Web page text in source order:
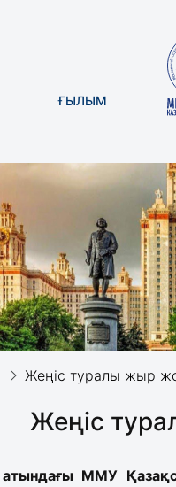
ҒЫЛЫМ
Жеңіс туралы жыр
Жеңіс
ММУ